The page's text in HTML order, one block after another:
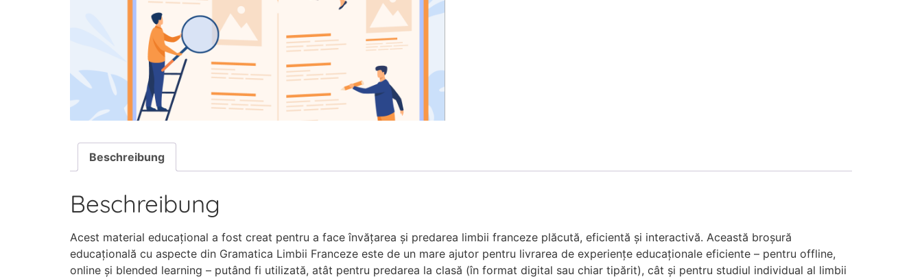
Beschreibung
Beschreibung
Acest material educațional a fost creat pentru a face învățarea și predarea limbii franceze plăcută, eficientă și interactivă. Această broșură
educațională cu aspecte din Gramatica Limbii Franceze este de un mare ajutor pentru livrarea de experiențe educaționale eficiente – pentru offline,
online și blended learning – putând fi utilizată, atât pentru predarea la clasă (în format digital sau chiar tipărit), cât și pentru studiul individual al limbii